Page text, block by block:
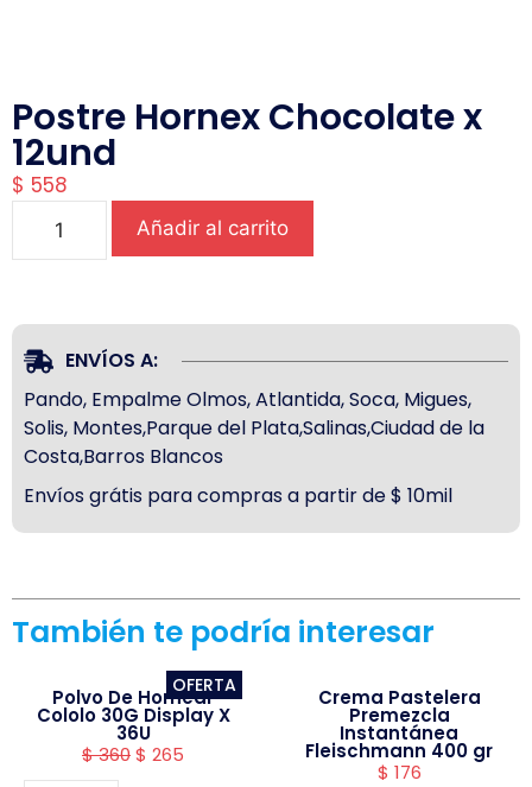
Postre Hornex Chocolate x
12und
$ 558
Añadir al carrito
ENVÍOS A:
Pando, Empalme Olmos, Atlantida, Soca, Migues,
Solis, Montes,Parque del Plata,Salinas,Ciudad de la
Costa,Barros Blancos
Envíos grátis para compras a partir de $ 10mil
También te podría interesar
OFERTA
Polvo De Hornear
Cololo 30G Display X
36U
$360$ 265
Crema Pastelera
Premezcla
Instantánea
Fleischmann 400 gr
$ 176